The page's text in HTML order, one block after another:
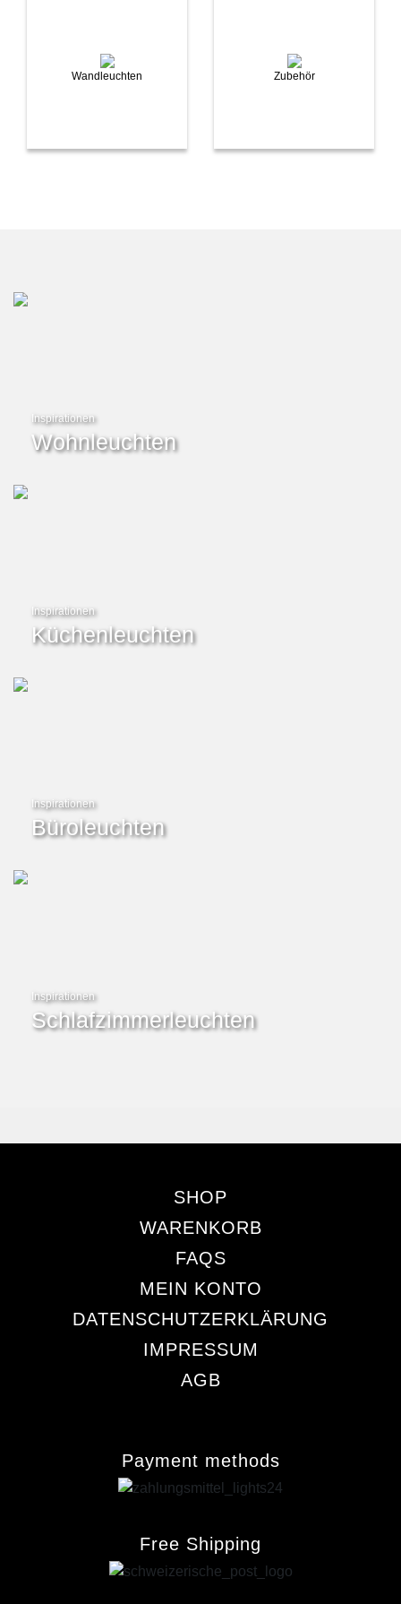
Wandleuchten Zubehör
Inspirationen
Wohnleuchten
Inspirationen
Küchenleuchten
Inspirationen
Büroleuchten
Inspirationen
Schlafzimmerleuchten
SHOP
WARENKORB
FAQS
MEIN KONTO
DATENSCHUTZERKLÄRUNG
IMPRESSUM
AGB
Payment methods
Free Shipping